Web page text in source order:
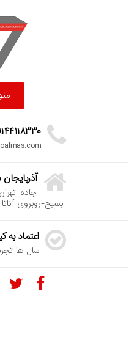
جاده
بسیج-روبروی آناتا
اعتماد به
سال ها